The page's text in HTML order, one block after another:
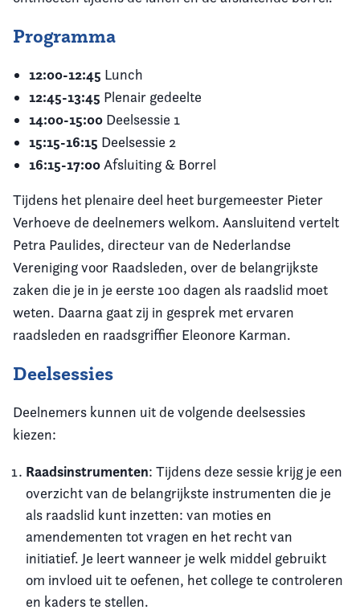
Programma
12:00-12:45 Lunch
12:45-13:45 Plenair gedeelte
14:00-15:00 Deelsessie 1
15:15-16:15 Deelsessie 2
16:15-17:00 Afsluiting & Borrel
Tijdens het plenaire deel heet burgemeester Pieter
Verhoeve de deelnemers welkom. Aansluitend vertelt
Petra Paulides, directeur van de Nederlandse
Vereniging voor Raadsleden, over de belangrijkste
zaken die je in je eerste 100 dagen als raadslid moet
weten. Daarna gaat zij in gesprek met ervaren
raadsleden en raadsgriffier Eleonore Karman.
Deelsessies
Deelnemers kunnen uit de volgende deelsessies
kiezen:
Raadsinstrumenten: Tijdens deze sessie krijg je een
overzicht van de belangrijkste instrumenten die je
als raadslid kunt inzetten: van moties en
amendementen tot vragen en het recht van
initiatief. Je leert wanneer je welk middel gebruikt
om invloed uit te oefenen, het college te controleren
en kaders te stellen.